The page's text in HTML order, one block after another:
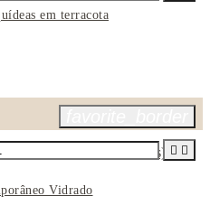
em terracota
Vidrado
 